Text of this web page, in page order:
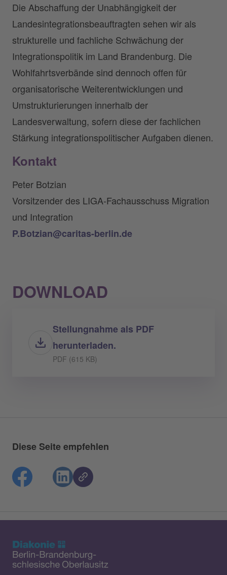
Die Abschaffung der Unabhängigkeit der
Landesintegrationsbeauftragten sehen wir als
strukturelle und fachliche Schwächung der
Integrationspolitik im Land Brandenburg. Die
Wohlfahrtsverbände sind dennoch offen für
organisatorische Weiterentwicklungen und
Umstrukturierungen innerhalb der
Landesverwaltung, sofern diese der fachlichen
Stärkung integrationspolitischer Aufgaben dienen.
Kontakt
Peter Botzian
Vorsitzender des LIGA-Fachausschuss Migration
und Integration
P.Botzian@caritas-berlin.de
DOWNLOAD
Stellungnahme als PDF
herunterladen.
PDF (615 KB)
Diese Seite empfehlen